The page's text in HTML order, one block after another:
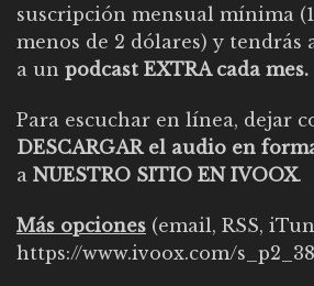
suscripción mensual mínima
menos de 2 dólares) y tendrás
a un podcast EXTRA cada mes.
Para escuchar en línea, dejar
DESCARGAR el audio en
a NUESTRO SITIO EN IVOOX.
Más opciones (email, RSS,
https://www.ivoox.com/